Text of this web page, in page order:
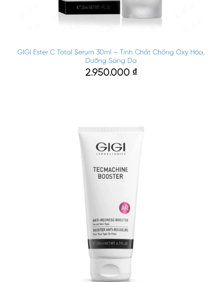
GIGI Ester C Total Serum 30ml – Tinh Chất Chống Oxy Hóa,
Dưỡng Sáng Da
2.950.000 ₫